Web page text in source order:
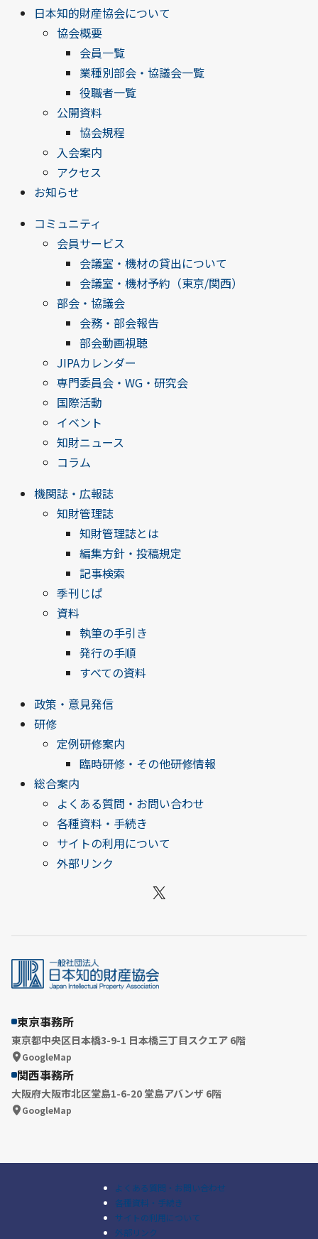
日本知的財産協会について
協会概要
会員一覧
業種別部会・協議会一覧
役職者一覧
公開資料
協会規程
入会案内
アクセス
お知らせ
コミュニティ
会員サービス
会議室・機材の貸出について
会議室・機材予約（東京/関西）
部会・協議会
会務・部会報告
部会動画視聴
JIPAカレンダー
専門委員会・WG・研究会
国際活動
イベント
知財ニュース
コラム
機関誌・広報誌
知財管理誌
知財管理誌とは
編集方針・投稿規定
記事検索
季刊じぱ
資料
執筆の手引き
発行の手順
すべての資料
政策・意見発信
研修
定例研修案内
臨時研修・その他研修情報
総合案内
よくある質問・お問い合わせ
各種資料・手続き
サイトの利用について
外部リンク
X
東京事務所
東京都中央区日本橋3-9-1 日本橋三丁目スクエア 6階
GoogleMap
関西事務所
大阪府大阪市北区堂島1-6-20 堂島アバンザ 6階
GoogleMap
よくある質問・お問い合わせ
各種資料・手続き
サイトの利用について
外部リンク